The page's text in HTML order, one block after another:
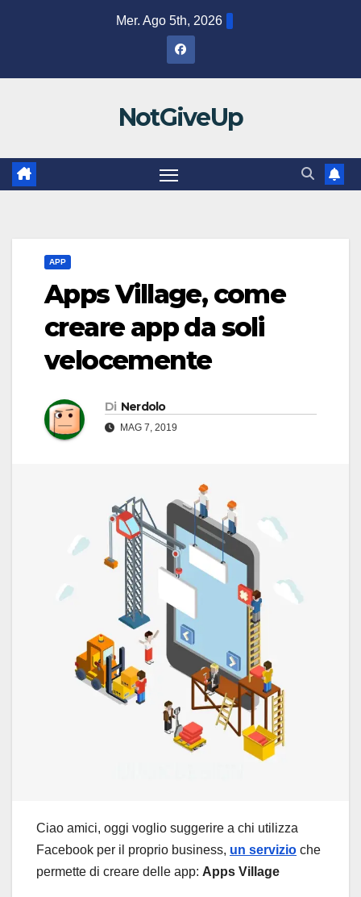
Mer. Ago 5th, 2026
NotGiveUp
APP
Apps Village, come
creare app da soli
velocemente
Di Nerdolo
MAG 7, 2019
Ciao amici, oggi voglio suggerire a chi utilizza
Facebook per il proprio business, un servizio che
permette di creare delle app: Apps Village